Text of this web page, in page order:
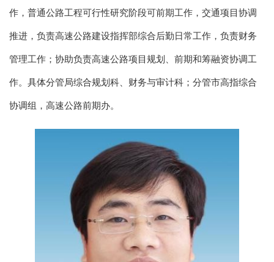
作，普通公路工程可行性研究阶段可前期工作，交通项目协调
推进，负责高速公路建设指挥部综合后勤日常工作，负责财务
管理工作；协助负责高速公路项目规划、前期和筹融资协调工
作。具体分管局综合规划科、财务与审计科；分管市高指综合
协调组，高速公路前期办。